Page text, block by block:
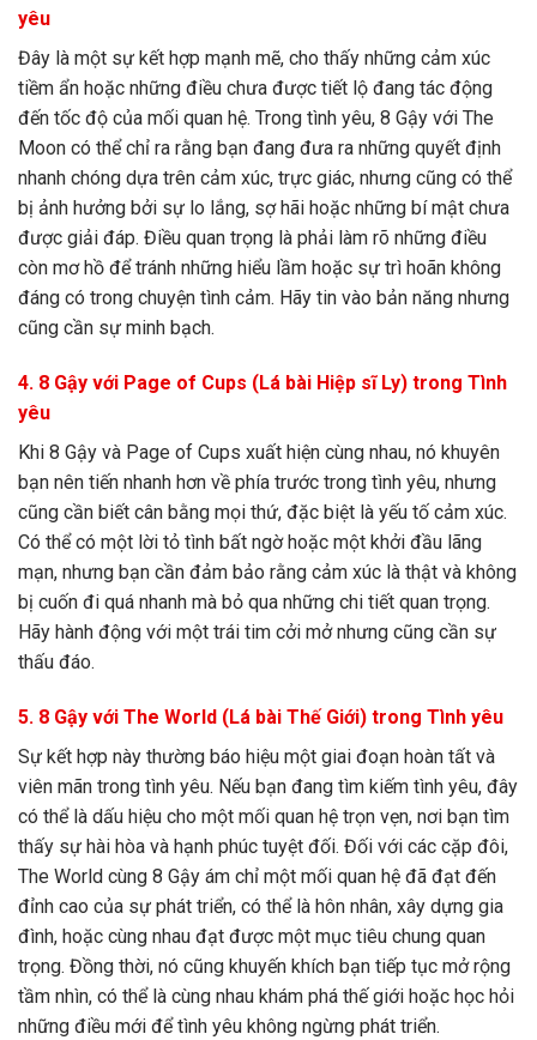
yêu
Đây là một sự kết hợp mạnh mẽ, cho thấy những cảm xúc
tiềm ẩn hoặc những điều chưa được tiết lộ đang tác động
đến tốc độ của mối quan hệ. Trong tình yêu, 8 Gậy với The
Moon có thể chỉ ra rằng bạn đang đưa ra những quyết định
nhanh chóng dựa trên cảm xúc, trực giác, nhưng cũng có thể
bị ảnh hưởng bởi sự lo lắng, sợ hãi hoặc những bí mật chưa
được giải đáp. Điều quan trọng là phải làm rõ những điều
còn mơ hồ để tránh những hiểu lầm hoặc sự trì hoãn không
đáng có trong chuyện tình cảm. Hãy tin vào bản năng nhưng
cũng cần sự minh bạch.
4. 8 Gậy với Page of Cups (Lá bài Hiệp sĩ Ly) trong Tình
yêu
Khi 8 Gậy và Page of Cups xuất hiện cùng nhau, nó khuyên
bạn nên tiến nhanh hơn về phía trước trong tình yêu, nhưng
cũng cần biết cân bằng mọi thứ, đặc biệt là yếu tố cảm xúc.
Có thể có một lời tỏ tình bất ngờ hoặc một khởi đầu lãng
mạn, nhưng bạn cần đảm bảo rằng cảm xúc là thật và không
bị cuốn đi quá nhanh mà bỏ qua những chi tiết quan trọng.
Hãy hành động với một trái tim cởi mở nhưng cũng cần sự
thấu đáo.
5. 8 Gậy với The World (Lá bài Thế Giới) trong Tình yêu
Sự kết hợp này thường báo hiệu một giai đoạn hoàn tất và
viên mãn trong tình yêu. Nếu bạn đang tìm kiếm tình yêu, đây
có thể là dấu hiệu cho một mối quan hệ trọn vẹn, nơi bạn tìm
thấy sự hài hòa và hạnh phúc tuyệt đối. Đối với các cặp đôi,
The World cùng 8 Gậy ám chỉ một mối quan hệ đã đạt đến
đỉnh cao của sự phát triển, có thể là hôn nhân, xây dựng gia
đình, hoặc cùng nhau đạt được một mục tiêu chung quan
trọng. Đồng thời, nó cũng khuyến khích bạn tiếp tục mở rộng
tầm nhìn, có thể là cùng nhau khám phá thế giới hoặc học hỏi
những điều mới để tình yêu không ngừng phát triển.